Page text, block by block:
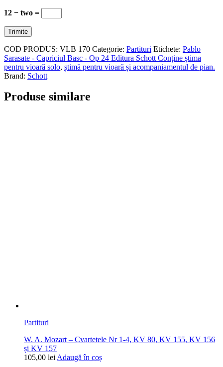
12 − two =
COD PRODUS: VLB 170 Categorie: Partituri Etichete: Pablo
Sarasate - Capriciul Basc - Op 24 Editura Schott Conține știma
pentru vioară solo, știmă pentru vioară și acompaniamentul de pian.
Brand: Schott
Produse similare
Partituri
W. A. Mozart – Cvartetele Nr 1-4, KV 80, KV 155, KV 156
și KV 157
105,00 lei Adaugă în coș